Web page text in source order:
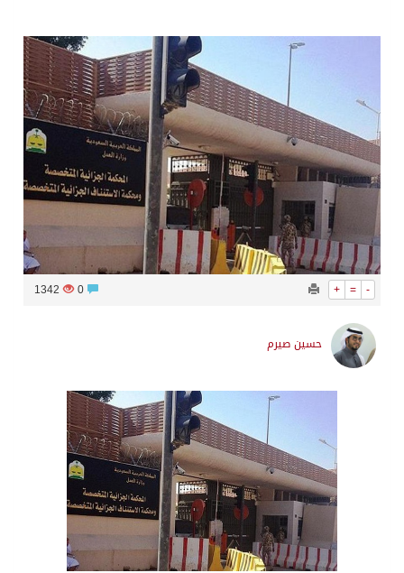
التحالف يعزي الحكومة اليمنية في استشهاد قوات يمنية جراء هجوم حوثي غادر
مصدر سعودي مسؤول: تنسيق بين الميليشيات الحوثية والعراقية وإيران للإعداد لاعتداءات تستهدف المملكة
حالة الطقس المتوقعة اليوم في المملكة
إجتماع المكتب التعريفي للمتقاعدين بالصوارمة-مركز الحكامية
+ = -
1342
حسين صيرم